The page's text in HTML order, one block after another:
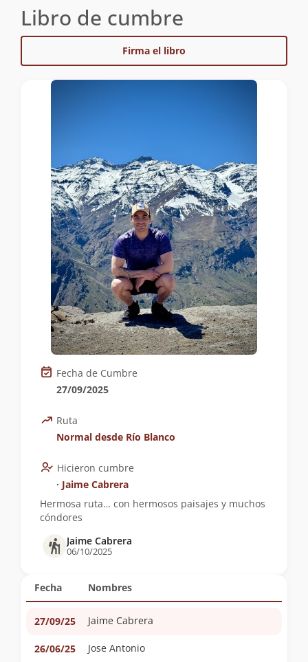
Libro de cumbre
Firma el libro
Fecha Nombres
27/09/25 Jaime Cabrera
26/06/25 Jose Antonio
Fecha de Cumbre
27/09/2025
Ruta
Normal desde Río Blanco
Hicieron cumbre
∙ Jaime Cabrera
Hermosa ruta… con hermosos paisajes y muchos
cóndores
Jaime Cabrera
06/10/2025